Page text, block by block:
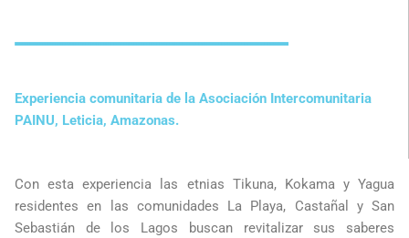
Experiencia comunitaria de la Asociación Intercomunitaria
PAINU, Leticia, Amazonas.
Con esta experiencia las etnias Tikuna, Kokama y Yagua
residentes en las comunidades La Playa, Castañal y San
Sebastián de los Lagos buscan revitalizar sus saberes